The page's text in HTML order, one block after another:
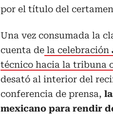
por el título del
Una vez consumada la
cuenta de la celebración
técnico hacia la tribuna
desató al interior del
conferencia de prensa,
mexicano para rendir